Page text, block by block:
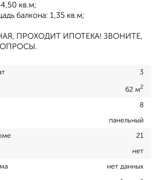
кв.м;
балкона: 1,35 кв.м;
ПРОХОДИТ ИПОТЕКА! ЗВОНИТЕ,
3
62 м2
8
панельный
21
нет
нет данных